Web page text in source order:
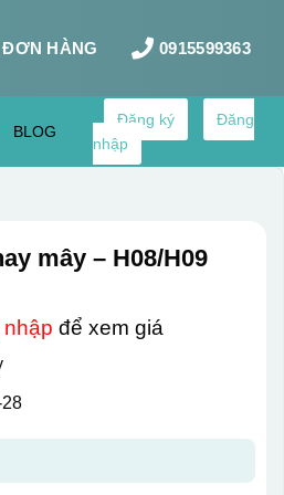
HÀNG 0915599363
BLOG
Đăng ký
Đăng
nhập
mây – H08/H09
để xem giá